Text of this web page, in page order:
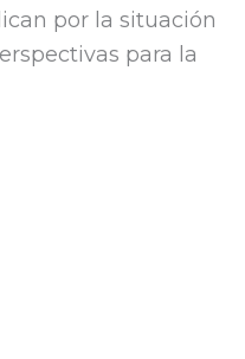
por la situación
para la